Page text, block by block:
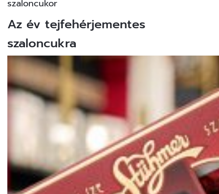
szaloncukor
Az év tejfehérjementes
szaloncukra